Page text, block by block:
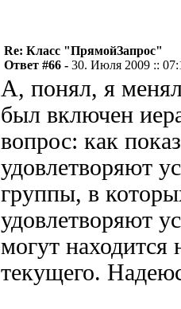
Re: Класс "ПрямойЗапрос"
Ответ #66 - 30. Июля 2009 ::
А, понял, я
был включен
вопрос: как
удовлетворяют
группы, в
удовлетворяют
могут находится
текущего.